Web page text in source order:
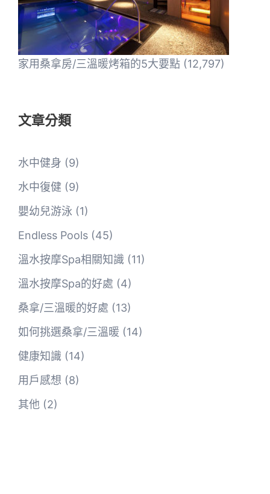
家用桑拿房/三溫暖烤箱的5大要點 (12,797)
文章分類
水中健身 (9)
水中復健 (9)
嬰幼兒游泳 (1)
Endless Pools (45)
溫水按摩Spa相關知識 (11)
溫水按摩Spa的好處 (4)
桑拿/三溫暖的好處 (13)
如何挑選桑拿/三溫暖 (14)
健康知識 (14)
用戶感想 (8)
其他 (2)